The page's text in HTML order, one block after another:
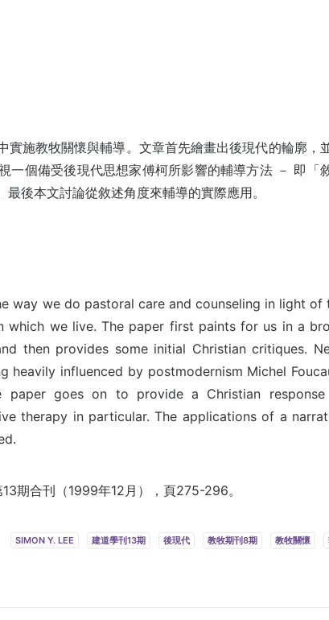
實施教牧關懷與輔導。文章首先繪畫出後現代的輪廓，
一個備受後現代思想家傅柯所影響的輔導方法 － 即「
後本文討論從敘述角度來輔導的實際應用。
way we do pastoral care and counseling in light of
which we live. The paper first paints for us in a
then provides some initial Christian critiques.
heavily influenced by postmodernism Michel
paper goes on to provide a Christian
therapy in particular. The applications of a
期合刊（1999年12月），頁275-296。
SIMON Y. LEE 建道學刊13期 後現代 教牧期刊8期 教牧關懷